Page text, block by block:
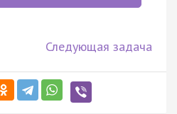
Следующая задача